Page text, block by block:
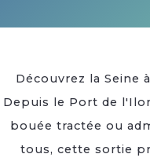
Découvrez la Seine
Depuis le Port de
bouée tractée ou
tous, cette sortie